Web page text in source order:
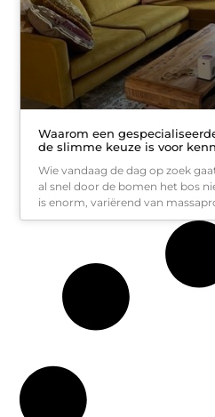
Waarom een
de slimme keuze is voor
Wie vandaag de dag op zoek
al snel door de bomen het bos
is enorm, variërend van